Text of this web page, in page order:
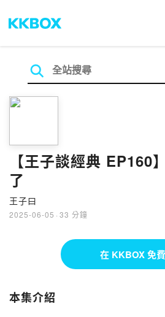
【王子談經典 EP160
了
王子曰
2025-06-05 · 33 分鐘
在 KKBOX 免
本集介紹